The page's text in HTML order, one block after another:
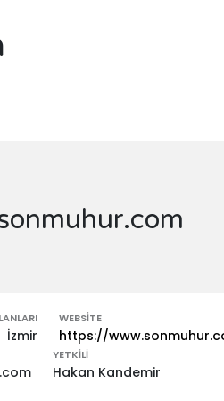
İzmir
WEBSITE
https://
YETKILI
Hakan Kandemir